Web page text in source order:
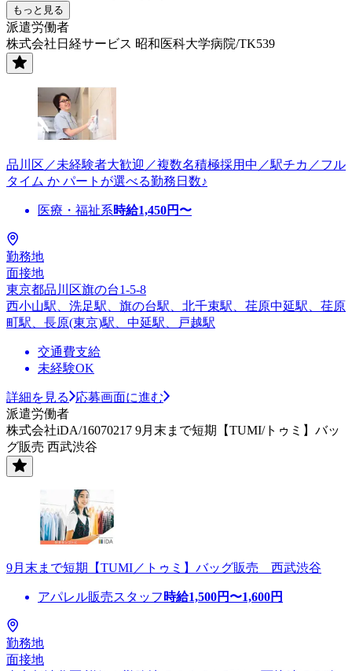
もっと見る
派遣労働者
株式会社日経サービス 昭和医科大学病院/TK539
品川区／未経験者大歓迎／複数名積極採用中／駅チカ／フル
タイム か パートが選べる勤務日数♪
医療・福祉系時給1,450円〜
勤務地
面接地
東京都品川区旗の台1-5-8
西小山駅、洗足駅、旗の台駅、北千束駅、荏原中延駅、荏原
町駅、長原(東京)駅、中延駅、戸越駅
交通費支給
未経験OK
詳細を見る
応募画面に進む
派遣労働者
株式会社iDA/16070217 9月末まで短期【TUMI/トゥミ】バッ
グ販売 西武渋谷
9月末まで短期【TUMI／トゥミ】バッグ販売 西武渋谷
アパレル販売スタッフ 時給1,500円〜1,600円
勤務地
面接地